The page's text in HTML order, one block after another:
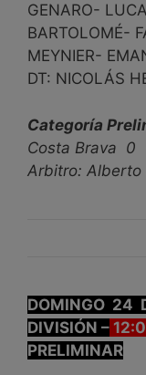
GENARO-
BARTOLOMÉ-
MEYNIER-
DT: NICOLÁS
Categoría
Costa Brava 0
Arbitro: Alberto
DOMINGO 24
DIVISIÓN –
PRELIMINAR